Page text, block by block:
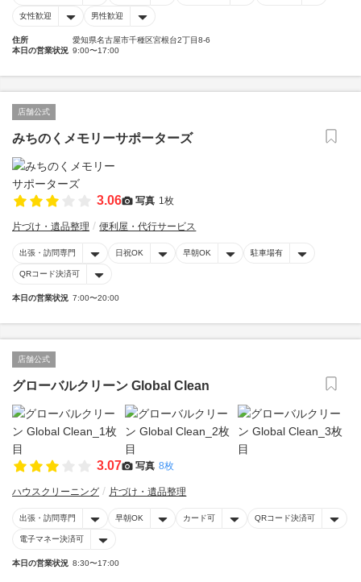
女性歓迎 男性歓迎
住所
愛知県名古屋市千種区宮根台2丁目8-6
本日の営業状況 9:00〜17:00
店舗公式
みちのくメモリーサポーターズ
3.06 写真 1枚
片づけ・遺品整理 便利屋・代行サービス
出張・訪問専門 日祝OK 早朝OK 駐車場有
QRコード決済可
本日の営業状況 7:00〜20:00
店舗公式
グローバルクリーン Global Clean
3.07 写真 8枚
ハウスクリーニング 片づけ・遺品整理
出張・訪問専門 早朝OK カード可 QRコード決済可
電子マネー決済可
本日の営業状況 8:30〜17:00